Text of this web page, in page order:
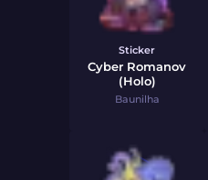
Sticker
Cyber Romanov
(Holo)
Baunilha